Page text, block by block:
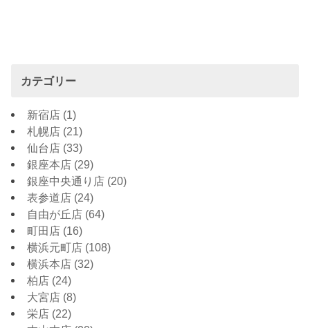
カテゴリー
新宿店 (1)
札幌店 (21)
仙台店 (33)
銀座本店 (29)
銀座中央通り店 (20)
表参道店 (24)
自由が丘店 (64)
町田店 (16)
横浜元町店 (108)
横浜本店 (32)
柏店 (24)
大宮店 (8)
栄店 (22)